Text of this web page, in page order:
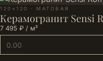
120×120 · МАТОВАЯ
Керамогранит Sensi
7 495 ₽ / м²